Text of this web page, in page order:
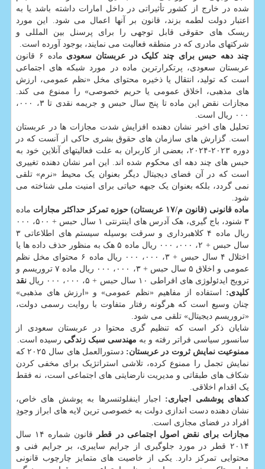
شده در خارج از کشور تأثیراتی در داخل امارات داشته باشد یا به
اعتبار دولت لطمه بزند، قانون بر آنها اعمال می شود. این مورد
ریسک های حقوقی قابل توجهی را برای پرسنل بین المللی و
شرکتهای مادری که در منطقه فعالیت می نمایند، بوجود آورده است.
چند دهه حبس برای چند کلیک در عربستان سعودی
ماده ۶ قانون
عربستان سعودی، پرتکرارترین ماده در مورد شبکه های اجتماعی
است که تولید، انتقال یا ذخیره محتوای مخل «نظم عمومی، ارزش
های مذهبی، اخلاق عمومی یا حریم خصوصی» را ممنوع می کند.
مجازات نقض این ماده تا پنج سال حبس و جریمه نقدی تا ۳، ۰۰۰،
۰۰۰ ریال است.
تحلیل های اخیر نشان دهنده افزایش شدت مجازات ها در عربستان
است. گزارش های سازمان های حقوق بشری حاکی از آنست که در
دوره ۲۰۲۳-۲۰۲۴، بعضی از کاربران به علت فعالیتهای آنلاین خود به
حبس های چند دهه ای محکوم شده اند. این امر نشان دهنده تغییری
است که در آن فضای دیجیتال دیگر بعنوان یک محیط «نرم» تلقی
نمی گردد، بلکه بعنوان یک جبهه حیاتی برای امنیت ملی شناخته می
شود.
ماده قانونی (قانون م/۱۷ عربستان)
حوزه تمرکز حداکثر مجازات ماده
۳ شنود، باج گیری، هک آدرس های اینترنتی ۱ سال حبس + ۵۰۰، ۰۰۰
ریال ماده ۴ کلاهبرداری و سرقت بوسیله سیستم های اطلاعاتی ۳
سال حبس + ۲، ۰۰۰، ۰۰۰ ریال ماده ۵ هک به منظور حذف داده ها یا
اختلال ۴ سال حبس + ۳، ۰۰۰، ۰۰۰ ریال ماده ۶ محتوای مخل نظم
عمومی و اخلاق ۵ سال حبس + ۳، ۰۰۰، ۰۰۰ ریال ماده ۷ تروریسم و
ترویج ایدئولوژی های افراطی ۱۰ سال حبس + ۵، ۰۰۰، ۰۰۰ ریال
نقد
کلیدی:
استفاده از مفاهیم «نظم عمومی» و «ارزش های مذهبی»
چنان وسیع است که هرگونه رفتار متفاوت با روایت رسمی دولت،
«تروریسم دیجیتال» تلقی می شود.
شایان ذکر است که تنظیم گری محتوا در عربستان سعودی از
سانسور سیاسی فراتر رفته و به مهندسی سبک زندگی رسیده است.
ممنوعیت نمایش ثروت در عربستان:
دستورالعمل های سال ۲۰۲۵ که
نمایش تجمل را ممنوع کرده، تلاشی استراتژیک برای مخفی کردن
شکاف های طبقاتی و مدیریت نارضایتی های اجتماعی است، نه فقط
یک اقدام اخلاقی.
کدهای پوششی اجباری:
اجبار اینفلوئنسرها به پوشش های خاص،
نشان دهنده دست اندازی دولت به خصوصی ترین لایه های ابراز وجودِ
افراد در فضای مجازی است.
مجازات برای نقض اصول اجتماعی در قطر
قانون شماره ۱۴ سال
۲۰۱۴ قطر در مورد جلوگیری از جرایم سایبری، بر جرایم فنی و
محتوایی تمرکز دارد. یکی از خاصیت های متمایز چارچوب قانونی